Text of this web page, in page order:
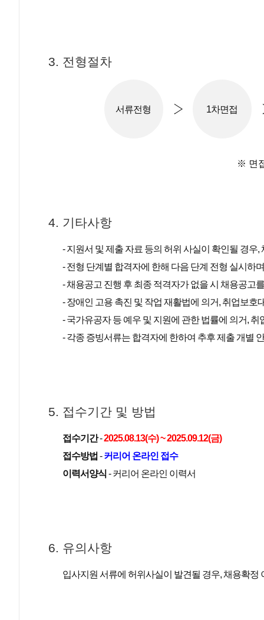
3. 전형절차
서류전형 1차면접
※ 면
4. 기타사항
- 지원서 및 제출 자료 등의 허위 사실이 확인될 경우,
- 전형 단계별 합격자에 한해 다음 단계 전형 실시하
- 채용공고 진행 후 최종 적격자가 없을 시 채용공고
- 장애인 고용 촉진 및 작업 재활법에 의거, 취업보호
- 국가유공자 등 예우 및 지원에 관한 법률에 의거,
- 각종 증빙서류는 합격자에 한하여 추후 제출 개별
5. 접수기간 및 방법
접수기간-2025.08.13(수) ~ 2025.09.12(금)
접수방법 -커리어 온라인 접수
이력서양식 - 커리어 온라인 이력서
6. 유의사항
입사지원 서류에 허위사실이 발견될 경우, 채용확정